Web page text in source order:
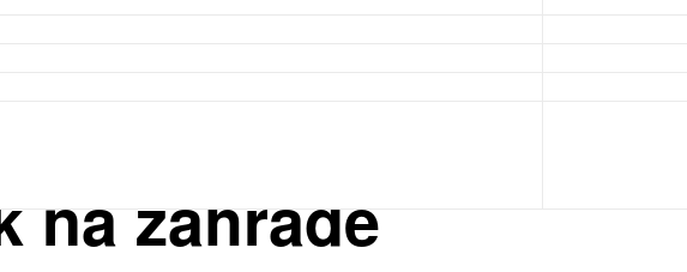
na zahradě